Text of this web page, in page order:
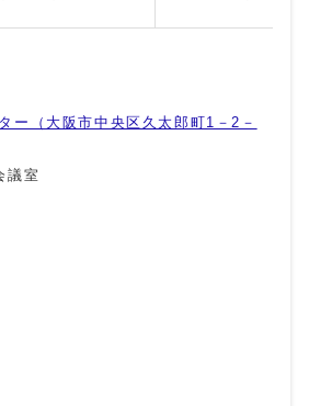
ー（大阪市中央区久太郎町1－2－
議室